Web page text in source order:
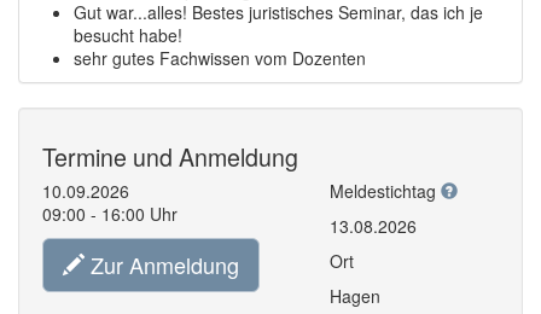
Gut war...alles! Bestes juristisches Seminar, das ich je
besucht habe!
sehr gutes Fachwissen vom Dozenten
Termine und Anmeldung
10.09.2026
09:00 - 16:00 Uhr
Zur Anmeldung
Meldestichtag
13.08.2026
Ort
Hagen